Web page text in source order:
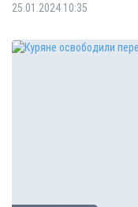
25.01.2024 10:35